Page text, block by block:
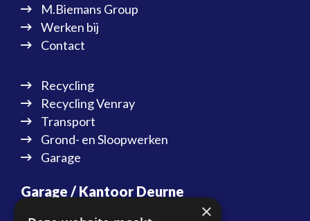
M.Biemans Group
Werken bij
Contact
Recycling
Recycling Venray
Transport
Grond- en Sloopwerken
Garage
Garage / Kantoor Deurne
Energiestraat 20
×